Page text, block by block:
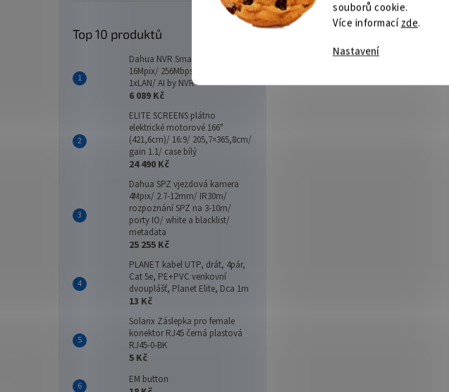
souborů cookie.
Více informacízde.
Nastavení
Top 10 produktů
Dahua NVR Smart 16xIP/
16Mpix/ 256Mbps/ 2xHDD/
1xLAN/ AI by NVR
6 089 Kč
ELITE SCREENS plátno
elektrické motorové 166"
(421,6cm)/ 16:9/ 205,7×365,8cm/
gain 1.1/ case bílý
24 490 Kč
Dahua SPZ vjezdová kamera
4Mpix/ 2.7-12mm/ IR30m/
rozpoznání SPZ na 3-10m/
porty IO/ white a blacklist/
metadata
25 255 Kč
PLANET kabel UTP, drát, 4pár,
Cat 5e, PE+PVC venkovní
dvouplášť, Planet Elite, Dca 1m
13 Kč
Solarix Záslepka pro female
konektor RJ45 černá plastová
RJ45-0-BK
5 Kč
EM button